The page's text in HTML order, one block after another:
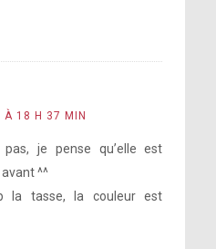
18 H 37 MIN
je pense qu’elle est
^^
la tasse, la couleur est